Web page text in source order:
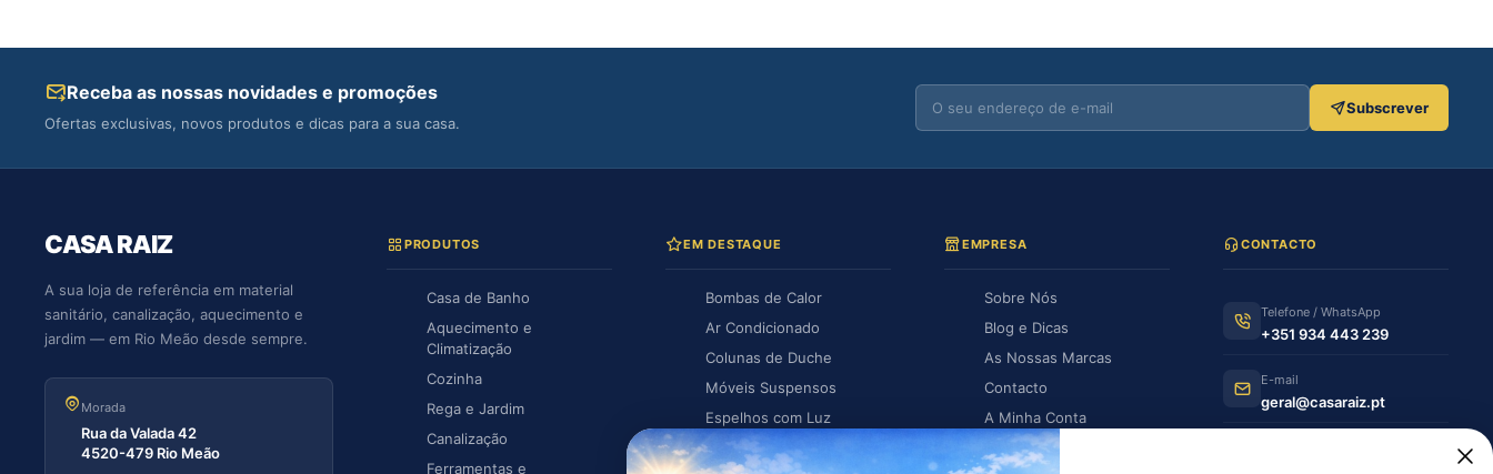
Receba as nossas novidades e promoções
Ofertas exclusivas, novos produtos e dicas para a sua casa.
Subscrever
CASA RAIZ
A sua loja de referência em material
sanitário, canalização, aquecimento e
jardim — em Rio Meão desde sempre.
Morada
Rua da Valada 42
4520-479 Rio Meão
PRODUTOS
Casa de Banho
Aquecimento e
Climatização
Cozinha
Rega e Jardim
Canalização
Ferramentas e
EM DESTAQUE
Bombas de Calor
Ar Condicionado
Colunas de Duche
Móveis Suspensos
Espelhos com Luz
Piscina
EMPRESA
Sobre Nós
Blog e Dicas
As Nossas Marcas
Contacto
A Minha Conta
As Minhas Encomendas
CONTACTO
Telefone / WhatsApp
+351 934 443 239
E-mail
geral@casaraiz.pt